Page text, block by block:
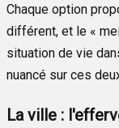
Chaque option
différent, et le «
situation de vie
nuancé sur ces
La ville :